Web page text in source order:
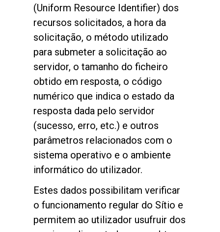
(Uniform Resource Identifier) dos
recursos solicitados, a hora da
solicitação, o método utilizado
para submeter a solicitação ao
servidor, o tamanho do ficheiro
obtido em resposta, o código
numérico que indica o estado da
resposta dada pelo servidor
(sucesso, erro, etc.) e outros
parâmetros relacionados com o
sistema operativo e o ambiente
informático do utilizador.
Estes dados possibilitam verificar
o funcionamento regular do Sítio e
permitem ao utilizador usufruir dos